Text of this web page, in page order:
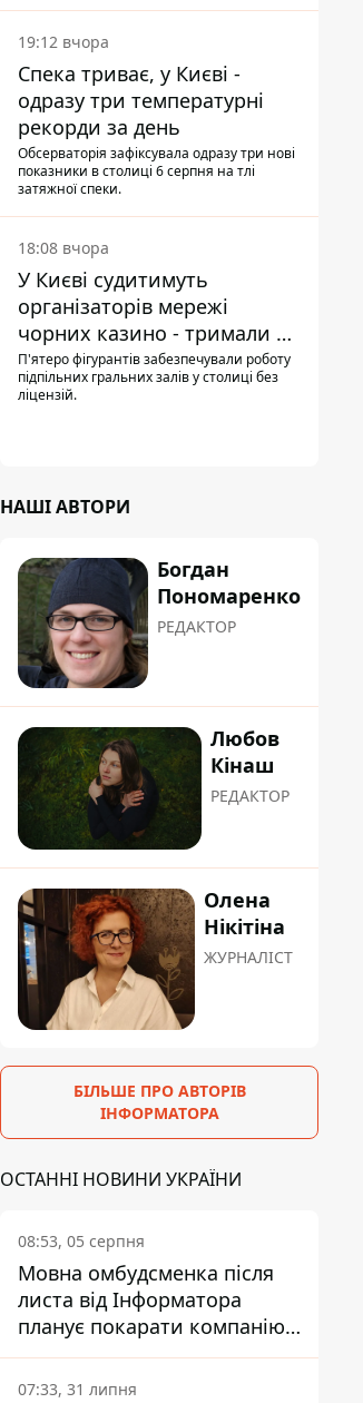
19:12 вчора
Спека триває, у Києві -
одразу три температурні
рекорди за день
Обсерваторія зафіксувала одразу три нові
показники в столиці 6 серпня на тлі
затяжної спеки.
18:08 вчора
У Києві судитимуть
організаторів мережі
чорних казино - тримали 39
закладів
П'ятеро фігурантів забезпечували роботу
підпільних гральних залів у столиці без
ліцензій.
НАШІ АВТОРИ
Богдан
Пономаренко
РЕДАКТОР
Любов
Кінаш
РЕДАКТОР
Олена
Нікітіна
ЖУРНАЛІСТ
БІЛЬШЕ ПРО АВТОРІВ
ІНФОРМАТОРА
ОСТАННІ НОВИНИ УКРАЇНИ
08:53, 05 серпня
Мовна омбудсменка після
листа від Інформатора
планує покарати компанію-
підрядника ПриватБанку
07:33, 31 липня